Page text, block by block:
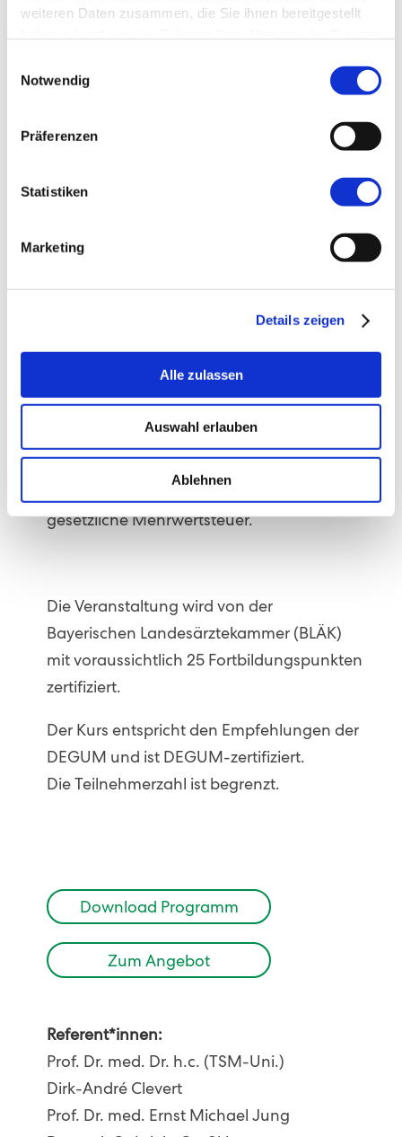
weiteren Daten zusammen, die Sie ihnen bereitgestellt
Notwendig
Präferenzen
Statistiken
Marketing
Details zeigen
Alle zulassen
Auswahl erlauben
Ablehnen
Pathologische Veränderungen
praktischen Übungen in kleinen Gruppen
an Probanden trainiert. Freuen Sie sich in
entspannter und kollegialer Atmosphäre
auf eine anregende und spannende Zeit.
Klinikum Großhadern:
500,– Euro.
gesetzliche Mehrwertsteuer.
Die Veranstaltung wird von der
Bayerischen Landesärztekammer (BLÄK)
mit voraussichtlich 25 Fortbildungspunkten
zertifiziert.
Der Kurs entspricht den Empfehlungen der
DEGUM und ist DEGUM-zertifiziert.
Die Teilnehmerzahl ist begrenzt.
Download Programm
Zum Angebot
Referent*innen:
Prof. Dr. med. Dr. h.c. (TSM-Uni.)
Dirk-André Clevert
Prof. Dr. med. Ernst Michael Jung